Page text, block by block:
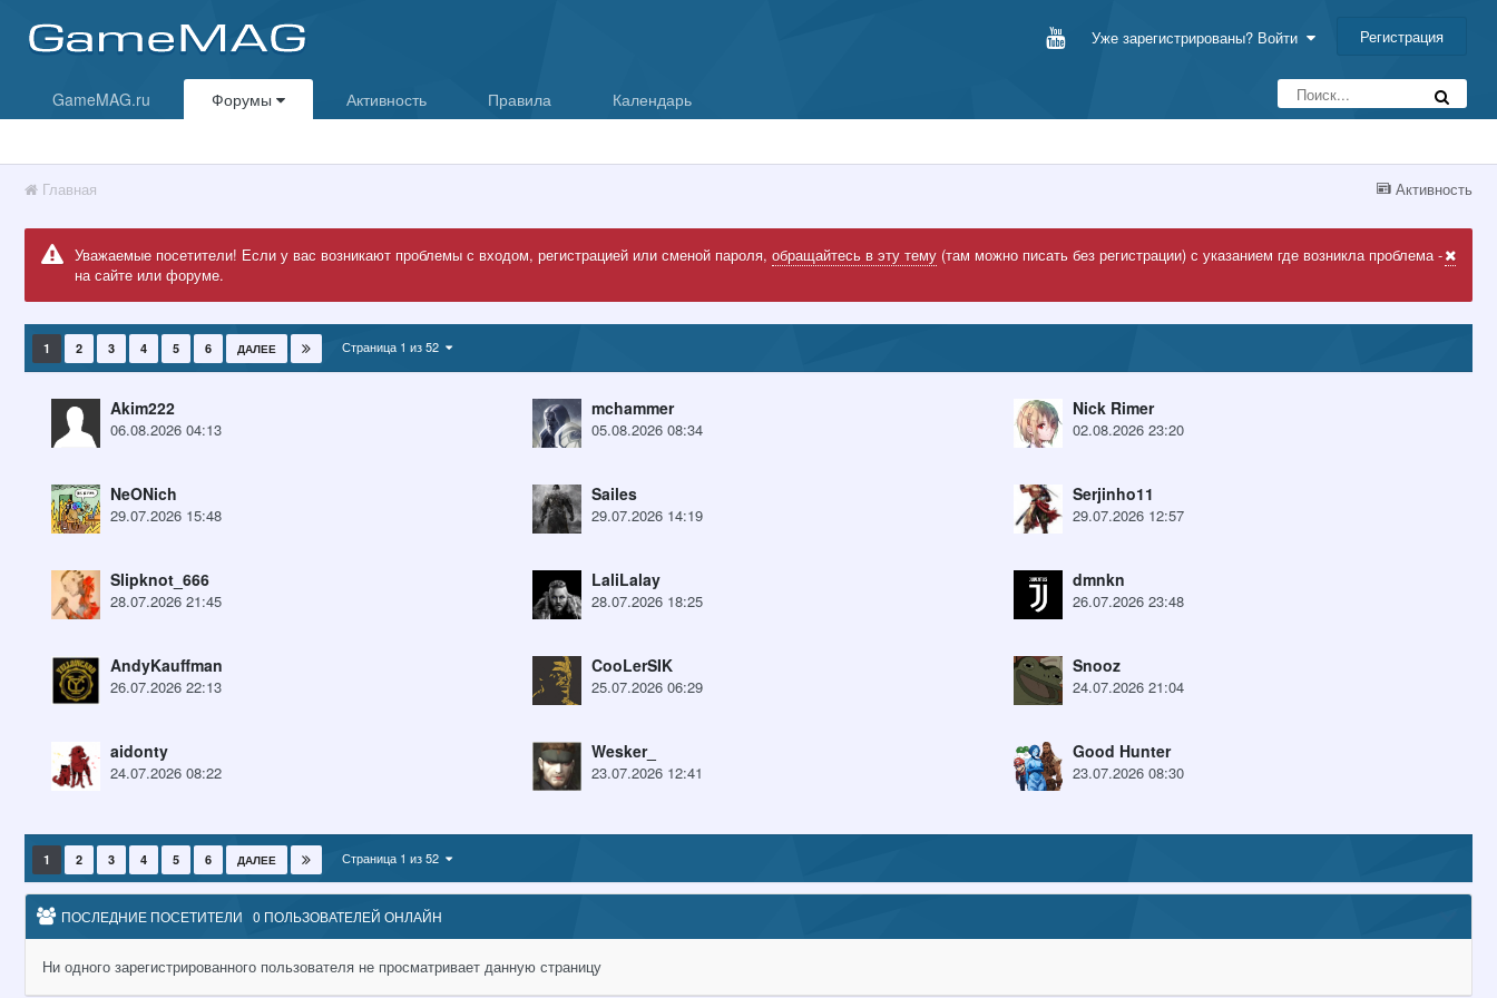
Уже зарегистрированы? Войти Регистрация
GameMAG.ru Форумы Активность Правила Календарь
Активность
Главная
Уважаемые посетители! Если у вас возникают проблемы с входом, регистрацией или сменой пароля, обращайтесь в эту тему(там можно писать без регистрации) с указанием где возникла проблема -
на сайте или форуме.
1 2 3 4 5 6 ДАЛЕЕ Страница 1 из 52
Akim222
06.08.2026 04:13
mchammer
05.08.2026 08:34
Nick Rimer
02.08.2026 23:20
NeONich
29.07.2026 15:48
Sailes
29.07.2026 14:19
Serjinho11
29.07.2026 12:57
Slipknot_666
28.07.2026 21:45
LaliLalay
28.07.2026 18:25
dmnkn
26.07.2026 23:48
AndyKauffman
26.07.2026 22:13
CooLerSIK
25.07.2026 06:29
Snooz
24.07.2026 21:04
aidonty
24.07.2026 08:22
Wesker_
23.07.2026 12:41
Good Hunter
23.07.2026 08:30
1 2 3 4 5 6 ДАЛЕЕ Страница 1 из 52
ПОСЛЕДНИЕ ПОСЕТИТЕЛИ 0 ПОЛЬЗОВАТЕЛЕЙ ОНЛАЙН
Ни одного зарегистрированного пользователя не просматривает данную страницу